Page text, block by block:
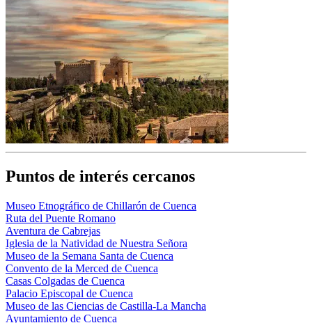
Puntos de interés cercanos
Museo Etnográfico de Chillarón de Cuenca
Ruta del Puente Romano
Aventura de Cabrejas
Iglesia de la Natividad de Nuestra Señora
Museo de la Semana Santa de Cuenca
Convento de la Merced de Cuenca
Casas Colgadas de Cuenca
Palacio Episcopal de Cuenca
Museo de las Ciencias de Castilla-La Mancha
Ayuntamiento de Cuenca